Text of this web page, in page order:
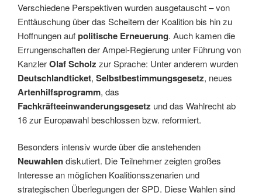
Verschiedene Perspektiven wurden ausgetauscht – von
Enttäuschung über das Scheitern der Koalition bis hin zu
Hoffnungen aufpolitische Erneuerung. Auch kamen die
Errungenschaften der Ampel-Regierung unter Führung von
KanzlerOlaf Scholz zur Sprache: Unter anderem wurden
Deutschlandticket, Selbstbestimmungsgesetz, neues
Artenhilfsprogramm, das
Fachkräfteeinwanderungsgesetz und das Wahlrecht ab
16 zur Europawahl beschlossen bzw. reformiert.
Besonders intensiv wurde über die anstehenden
Neuwahlendiskutiert. Die Teilnehmer zeigten großes
Interesse an möglichen Koalitionsszenarien und
strategischen Überlegungen der SPD. Diese Wahlen sind